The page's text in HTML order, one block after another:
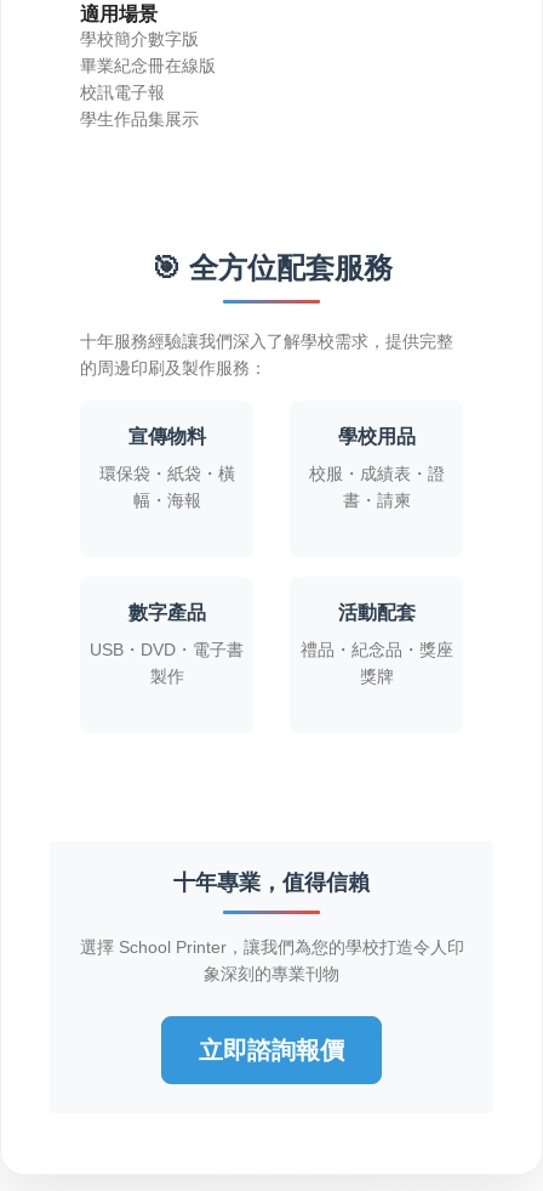
適用場景
學校簡介數字版
畢業紀念冊在線版
校訊電子報
學生作品集展示
🎯 全方位配套服務
的周邊印刷及製作服務：
宣傳物料
幅・海報
學校用品
書・請柬
數字產品
製作
活動配套
獎牌
十年專業，值得信賴
象深刻的專業刊物
立即諮詢報價